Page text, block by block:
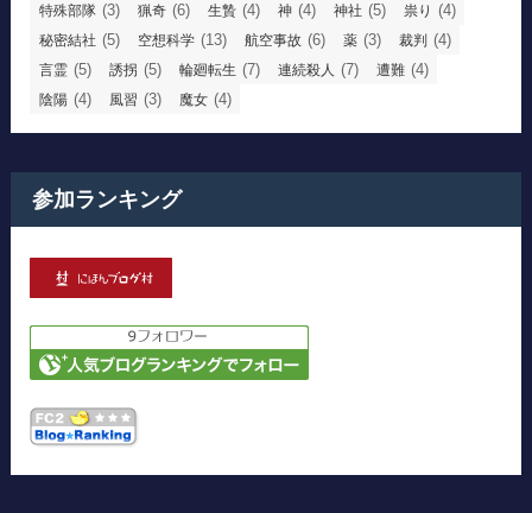
特殊部隊 (3) 猟奇 (6) 生贄 (4) 神 (4) 神社 (5) 祟り (4)
秘密結社 (5) 空想科学 (13) 航空事故 (6) 薬 (3) 裁判 (4)
言霊 (5) 誘拐 (5) 輪廻転生 (7) 連続殺人 (7) 遭難 (4)
陰陽 (4) 風習 (3) 魔女 (4)
参加ランキング